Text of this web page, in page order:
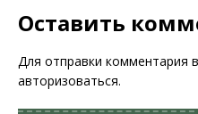
Оставить
Для отправки комментария
авторизоваться.